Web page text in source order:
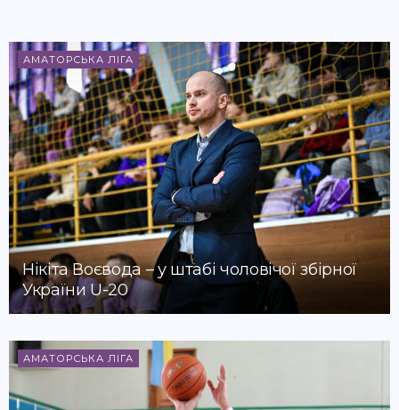
АМАТОРСЬКА ЛІГА
Нікіта Воєвода – у штабі чоловічої збірної
України U-20
АМАТОРСЬКА ЛІГА